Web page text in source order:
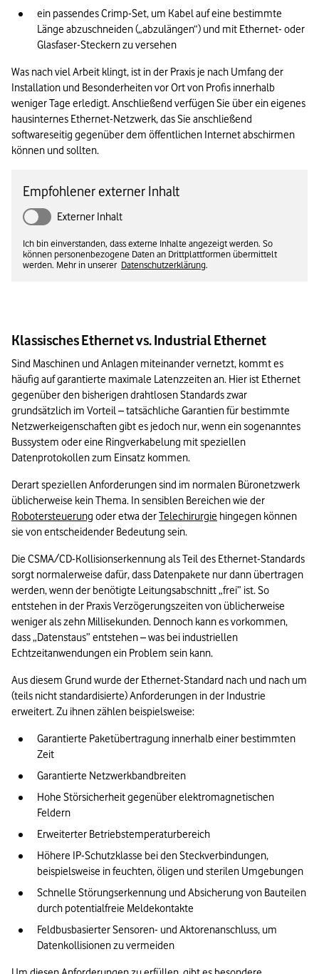
ein passendes Crimp-Set, um Kabel auf eine bestimmte
Länge abzuschneiden („abzulängen“) und mit Ethernet- oder
Glasfaser-Steckern zu versehen
Was nach viel Arbeit klingt, ist in der Praxis je nach Umfang der
Installation und Besonderheiten vor Ort von Profis innerhalb
weniger Tage erledigt. Anschließend verfügen Sie über ein eigenes
hausinternes Ethernet-Netzwerk, das Sie anschließend
softwareseitig gegenüber dem öffentlichen Internet abschirmen
können und sollten.
Empfohlener externer Inhalt
Externer Inhalt
Ich bin einverstanden, dass externe Inhalte angezeigt werden. So
können personenbezogene Daten an Drittplattformen übermittelt
werden. Mehr in unserer Datenschutzerklärung.
Klassisches Ethernet vs. Industrial Ethernet
Sind Maschinen und Anlagen miteinander vernetzt, kommt es
häufig auf garantierte maximale Latenzzeiten an. Hier ist Ethernet
gegenüber den bisherigen drahtlosen Standards zwar
grundsätzlich im Vorteil – tatsächliche Garantien für bestimmte
Netzwerkeigenschaften gibt es jedoch nur, wenn ein sogenanntes
Bussystem oder eine Ringverkabelung mit speziellen
Datenprotokollen zum Einsatz kommen.
Derart speziellen Anforderungen sind im normalen Büronetzwerk
Robotersteuerung oder etwa der Telechirurgie hingegen können
sie von entscheidender Bedeutung sein.
Die CSMA/CD-Kollisionserkennung als Teil des Ethernet-Standards
sorgt normalerweise dafür, dass Datenpakete nur dann übertragen
werden, wenn der benötigte Leitungsabschnitt „frei” ist. So
entstehen in der Praxis Verzögerungszeiten von üblicherweise
weniger als zehn Millisekunden. Dennoch kann es vorkommen,
dass „Datenstaus” entstehen – was bei industriellen
Echtzeitanwendungen ein Problem sein kann.
Aus diesem Grund wurde der Ethernet-Standard nach und nach um
(teils nicht standardisierte) Anforderungen in der Industrie
erweitert. Zu ihnen zählen beispielsweise:
Garantierte Paketübertragung innerhalb einer bestimmten
Zeit
Garantierte Netzwerkbandbreiten
Hohe Störsicherheit gegenüber elektromagnetischen
Feldern
Erweiterter Betriebstemperaturbereich
Höhere IP-Schutzklasse bei den Steckverbindungen,
beispielsweise in feuchten, öligen und sterilen Umgebungen
Schnelle Störungserkennung und Absicherung von Bauteilen
durch potentialfreie Meldekontakte
Feldbusbasierter Sensoren- und Aktorenanschluss, um
Datenkollisionen zu vermeiden